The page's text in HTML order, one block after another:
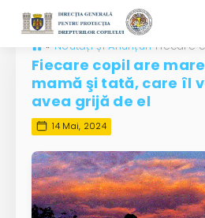
» Noutăți și Anunțuri
Fiecare copil are
mamă şi tată, care îl
avea grijă de el
14 Mai, 2024